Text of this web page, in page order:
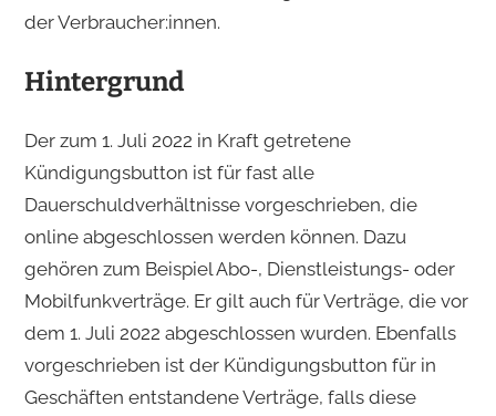
der Verbraucher:innen.
Hintergrund
Der zum 1. Juli 2022 in Kraft getretene
Kündigungsbutton ist für fast alle
Dauerschuldverhältnisse vorgeschrieben, die
online abgeschlossen werden können. Dazu
gehören zum Beispiel Abo-, Dienstleistungs- oder
Mobilfunkverträge. Er gilt auch für Verträge, die vor
dem 1. Juli 2022 abgeschlossen wurden. Ebenfalls
vorgeschrieben ist der Kündigungsbutton für in
Geschäften entstandene Verträge, falls diese